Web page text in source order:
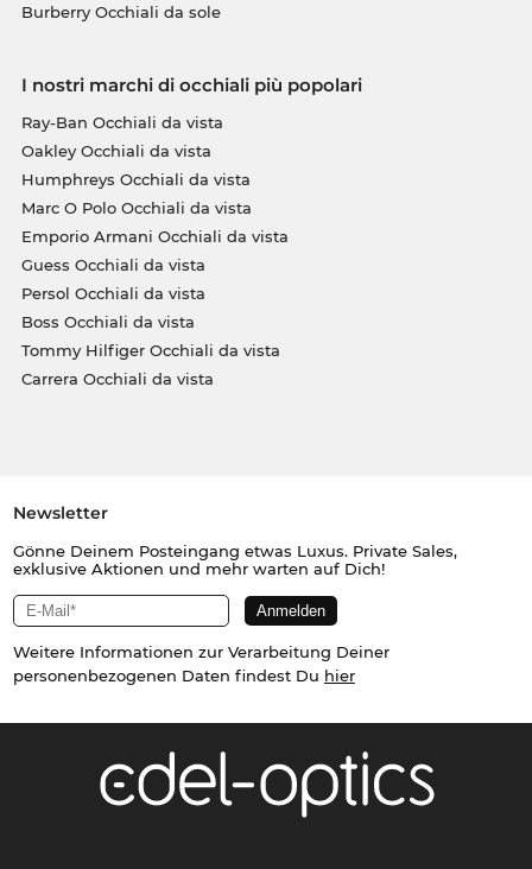
Burberry Occhiali da sole
I nostri marchi di occhiali più popolari
Ray-Ban Occhiali da vista
Oakley Occhiali da vista
Humphreys Occhiali da vista
Marc O Polo Occhiali da vista
Emporio Armani Occhiali da vista
Guess Occhiali da vista
Persol Occhiali da vista
Boss Occhiali da vista
Tommy Hilfiger Occhiali da vista
Carrera Occhiali da vista
Newsletter
Gönne Deinem Posteingang etwas Luxus. Private Sales,
exklusive Aktionen und mehr warten auf Dich!
Weitere Informationen zur Verarbeitung Deiner
personenbezogenen Daten findest Du hier